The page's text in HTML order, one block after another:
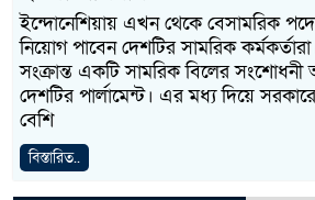
ইন্দোনেশিয়ায় এখন থেকে বেসামরিক
নিয়োগ পাবেন দেশটির সামরিক
সংক্রান্ত একটি সামরিক বিলের
দেশটির পার্লামেন্ট। এর মধ্য দিয়ে
বেশি
বিস্তারিত..